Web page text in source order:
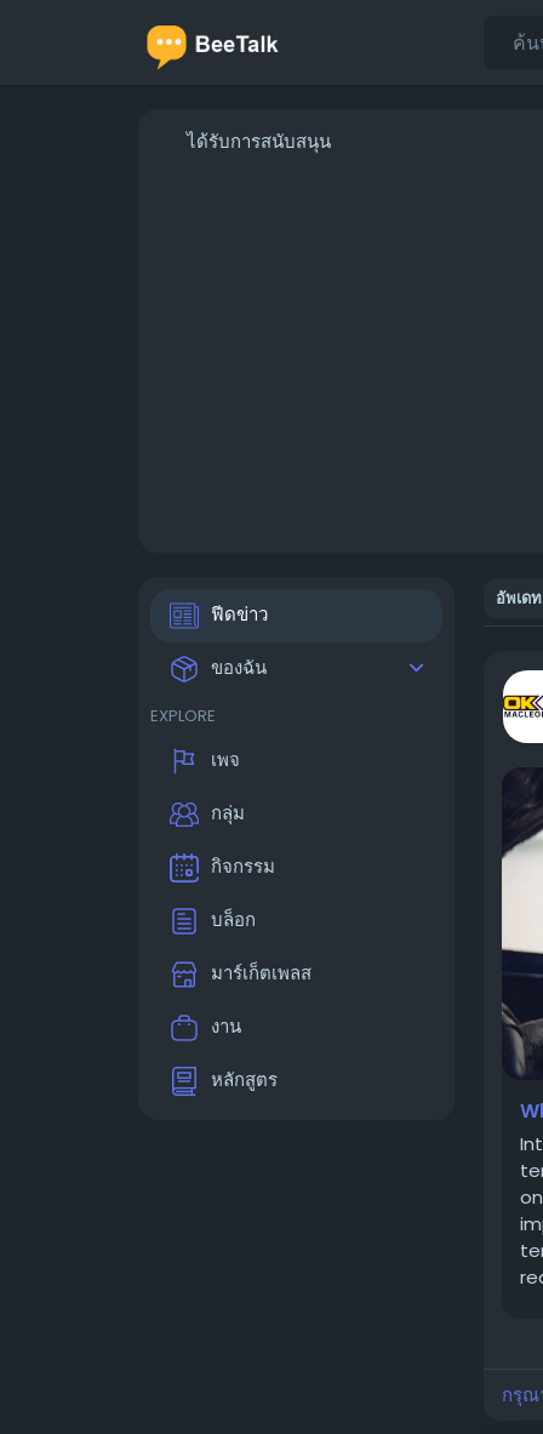
ได้รับการสนับสนุน
ฟีดข่าว
ของฉัน
EXPLORE
เพจ
กลุ่ม
กิจกรรม
บล็อก
มาร์เก็ตเพลส
งาน
หลักสูตร
อัพเด
กรุณ